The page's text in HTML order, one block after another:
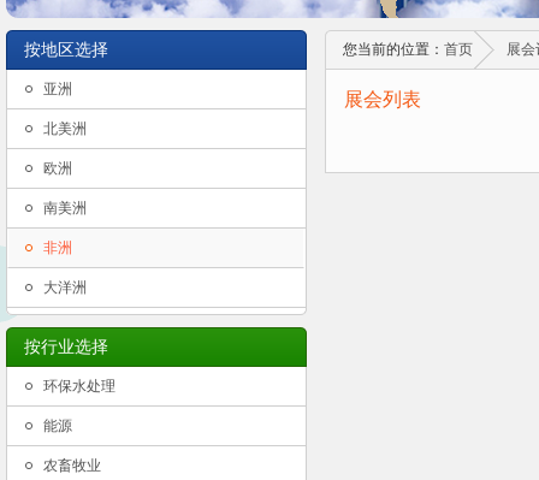
按地区选择
亚洲
北美洲
欧洲
南美洲
非洲
大洋洲
按行业选择
环保水处理
能源
农畜牧业
您当前的位置： 首页 展会
展会列表